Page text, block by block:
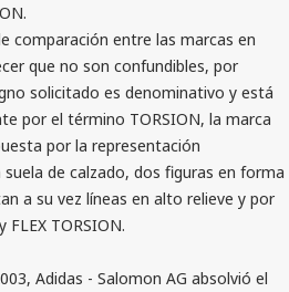
comparación entre las marcas en
que no son confundibles, por
solicitado es denominativo y está
por el término TORSION, la marca
por la representación
de calzado, dos figuras en forma
a su vez líneas en alto relieve y por
FLEX TORSION.
Adidas - Salomon AG absolvió el